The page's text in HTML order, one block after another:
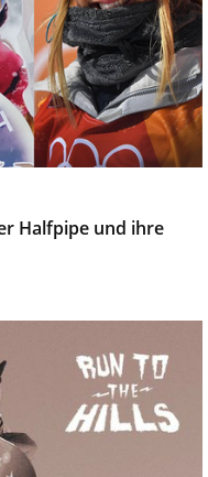
Halfpipe und ihre